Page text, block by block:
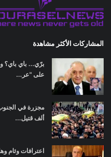
المشاركات الأكثر مشاهدة
برّي... باي
على "عر...
ألف قتيل...
اعترافات وئام